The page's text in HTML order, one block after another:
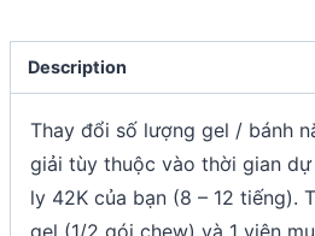
Description
Thay đổi số lượng gel / bánh
giải tùy thuộc vào thời gian
ly 42K của bạn (8 – 12 tiếng).